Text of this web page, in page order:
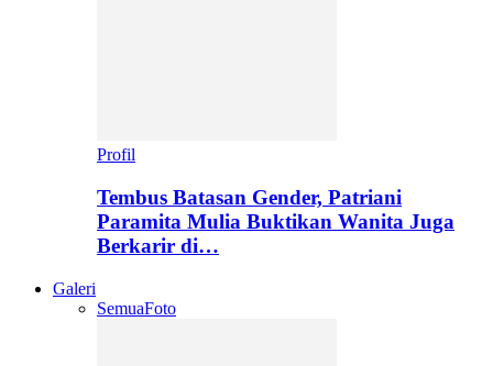
Profil
Tembus Batasan Gender, Patriani
Paramita Mulia Buktikan Wanita Juga
Berkarir di…
Galeri
SemuaFoto